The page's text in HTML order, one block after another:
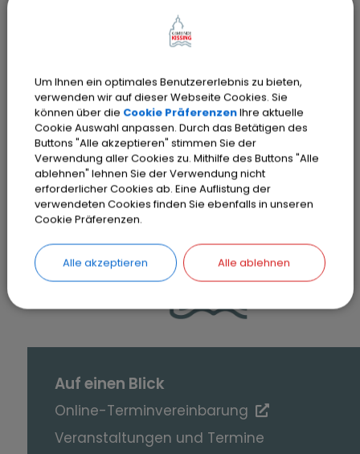
Bitte aktivieren Sie "OpenStreetMap"
in Ihren Cookie Einstellungen.
SEITE DRUCKEN
Auf einen Blick
Online-Terminvereinbarung
Veranstaltungen und Termine
Um Ihnen ein optimales Benutzererlebnis zu bieten,
verwenden wir auf dieser Webseite Cookies. Sie
können über die Cookie PräferenzenIhre aktuelle
Cookie Auswahl anpassen. Durch das Betätigen des
Buttons "Alle akzeptieren" stimmen Sie der
Verwendung aller Cookies zu. Mithilfe des Buttons "Alle
ablehnen" lehnen Sie der Verwendung nicht
erforderlicher Cookies ab. Eine Auflistung der
verwendeten Cookies finden Sie ebenfalls in unseren
Cookie Präferenzen.
Alle akzeptieren Alle ablehnen